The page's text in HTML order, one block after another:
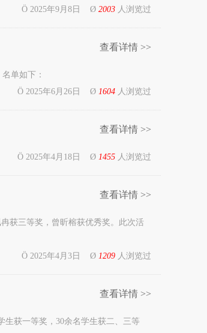
Ö 2025年9月8日 Ø 2003 人浏览过
查看详情 >>
单如下：
Ö 2025年6月26日 Ø 1604 人浏览过
查看详情 >>
Ö 2025年4月18日 Ø 1455 人浏览过
查看详情 >>
获三等奖，曾昕榕获优秀奖。此次活
Ö 2025年4月3日 Ø 1209 人浏览过
查看详情 >>
生获一等奖，30余名学生获二、三等